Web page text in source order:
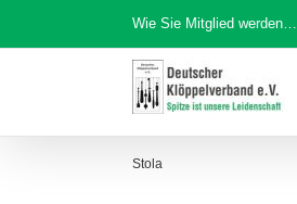
Inhalt
Wie Sie Mitglied werden…
Stola